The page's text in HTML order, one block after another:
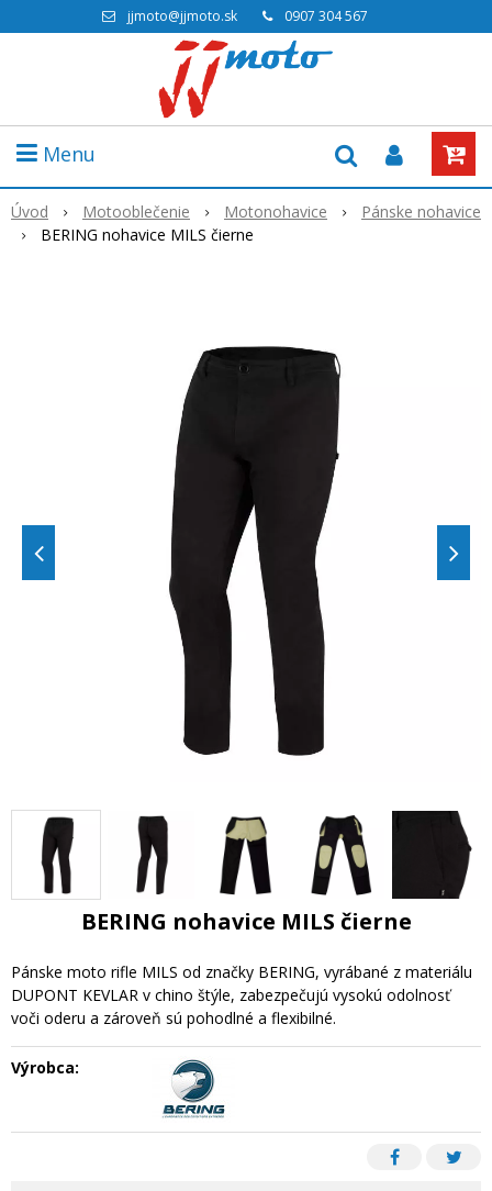
jjmoto@jjmoto.sk 0907 304 567
Menu
Úvod Motooblečenie Motonohavice
Pánske nohavice
BERING nohavice MILS čierne
BERING nohavice MILS čierne
Pánske moto rifle MILS od značky BERING, vyrábané z materiálu
DUPONT KEVLAR v chino štýle, zabezpečujú vysokú odolnosť
voči oderu a zároveň sú pohodlné a flexibilné.
Výrobca: